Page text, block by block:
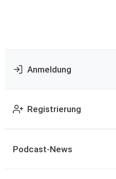
Anmeldung
Registrierung
Podcast-News